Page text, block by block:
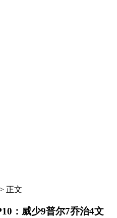
正文
：威少9普尔7乔治4文